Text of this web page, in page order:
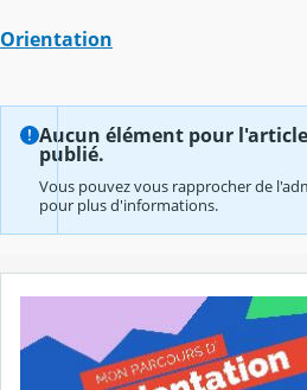
Orientation
Aucun élément pour
publié.
Vous pouvez vous rapprocher de
pour plus d'informations.